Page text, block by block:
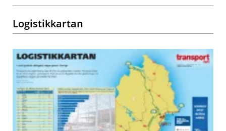
Logistikkartan